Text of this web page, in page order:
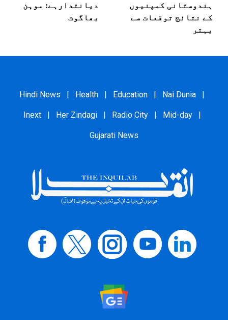
ہندوستانی کمپنیوں
کے نتائج توقعات سے
بہتر
دیانتدارہے: موہن
بھاگوت
Hindi News | Health | Education | Nai Dunia |
Inext | Her Zindagi | Radio City | Mid-day |
Gujarati News